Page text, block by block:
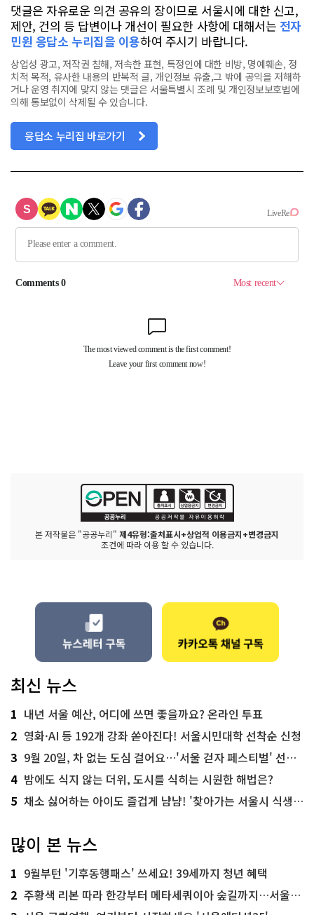
댓글은 자유로운 의견 공유의 장이므로 서울시에 대한 신고,
제안, 건의 등 답변이나 개선이 필요한 사항에 대해서는 전자
민원 응답소 누리집을 이용하여 주시기 바랍니다.
상업성 광고, 저작권 침해, 저속한 표현, 특정인에 대한 비방, 명예훼손, 정
치적 목적, 유사한 내용의 반복적 글, 개인정보 유출,그 밖에 공익을 저해하
거나 운영 취지에 맞지 않는 댓글은 서울특별시 조례 및 개인정보보호법에
의해 통보없이 삭제될 수 있습니다.
응답소 누리집 바로가기
본 저작물은 "공공누리" 제4유형:출처표시+상업적 이용금지+변경금지
조건에 따라 이용 할 수 있습니다.
최신 뉴스
1 내년 서울 예산, 어디에 쓰면 좋을까요? 온라인 투표
2 영화·AI 등 192개 강좌 쏟아진다! 서울시민대학 선착순 신청
3 9월 20일, 차 없는 도심 걸어요…'서울 걷자 페스티벌' 선착순 5천명
4 밤에도 식지 않는 더위, 도시를 식히는 시원한 해법은?
5 채소 싫어하는 아이도 즐겁게 냠냠! '찾아가는 서울시 식생활 교육' 현장
많이 본 뉴스
1 9월부턴 '기후동행패스' 쓰세요! 39세까지 청년 혜택
2 주황색 리본 따라 한강부터 메타세쿼이아 숲길까지…서울둘레길 15코스